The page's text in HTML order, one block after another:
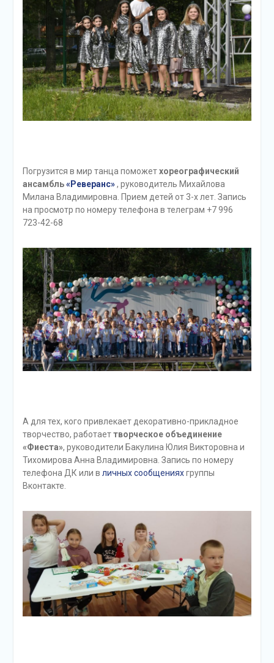
Погрузится в мир танца поможетхореографический
ансамбль«Реверанс», руководитель Михайлова
Милана Владимировна. Прием детей от 3-х лет. Запись
на просмотр по номеру телефона в телеграм +7 996
723-42-68
А для тех, кого привлекает декоративно-прикладное
творчество, работаеттворческое объединение
«Фиеста», руководители Бакулина Юлия Викторовна и
Тихомирова Анна Владимировна. Запись по номеру
телефона ДК или в личных сообщенияхгруппы
Вконтакте.